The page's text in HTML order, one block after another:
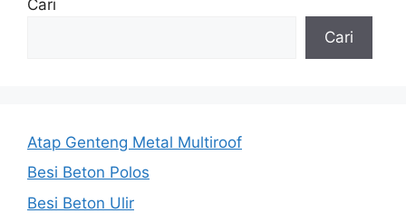
Cari
Cari
Atap Genteng Metal Multiroof
Besi Beton Polos
Besi Beton Ulir